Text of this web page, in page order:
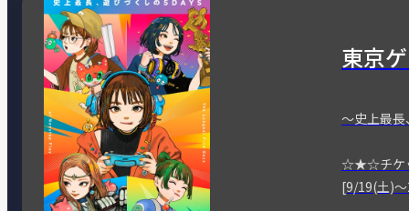
東京
～史上最長
☆★☆チケ
[9/19(土)